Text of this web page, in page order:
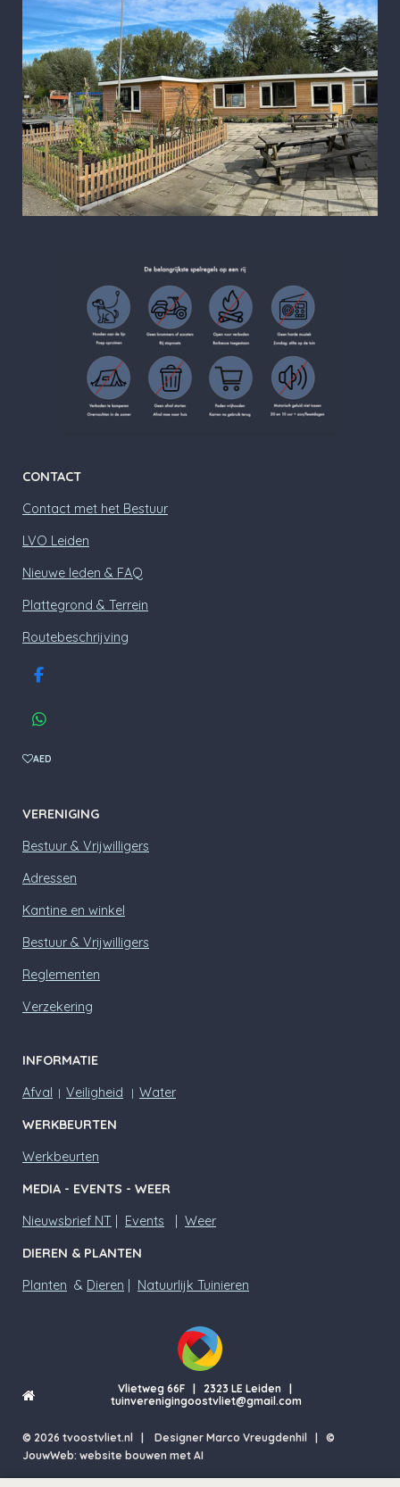
CONTACT
Contact met het Bestuur
LVO Leiden
Nieuwe leden & FAQ
Plattegrond & Terrein
Routebeschrijving
F
c
e
o
W
a
A
p
p
AED
VERENIGING
Bestuur & Vrijwilligers
Adressen
Kantine en winkel
Bestuur & Vrijwilligers
Reglementen
Verzekering
INFORMATIE
Afval | Veiligheid | Water
WERKBEURTEN
Werkbeurten
MEDIA - EVENTS - WEER
Nieuwsbrief NT
Events
Weer
DIEREN & PLANTEN
Planten & Dieren Natuurlijk Tuinieren
Vlietweg 66F | 2323 LE Leiden |
tuinverenigingoostvliet@gmail.com
© 2026 tvoostvliet.nl | Designer Marco Vreugdenhil | ©
JouwWeb: website bouwen met AI